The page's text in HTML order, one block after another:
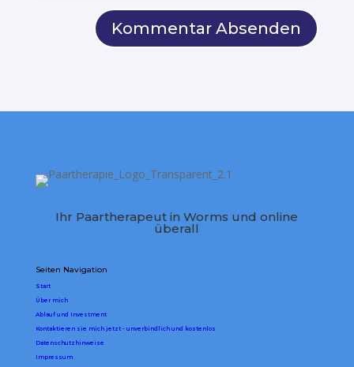
Kommentar Absenden
Ihr Paartherapeut in Worms und online
überall
Seiten Navigation
Start
Über mich
Ablauf und Investment
Kontaktieren sie mich jetzt - unverbindlich und kostenlos
Datenschutzhinweise
Impressum